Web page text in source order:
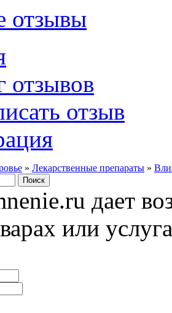
отзывов
отзыв
» Лекарственные препараты »
дает
или